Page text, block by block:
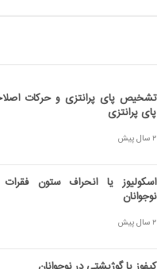
تشخیص پای پرانتزی و حرکات
پای پرانتزی
2 سال پیش
اسکولیوز یا انحراف ستون
نوجوانان
2 سال پیش